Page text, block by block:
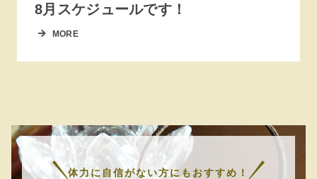
8月スケジュールです！
MORE
体力に自信がない方にもおすすめ！